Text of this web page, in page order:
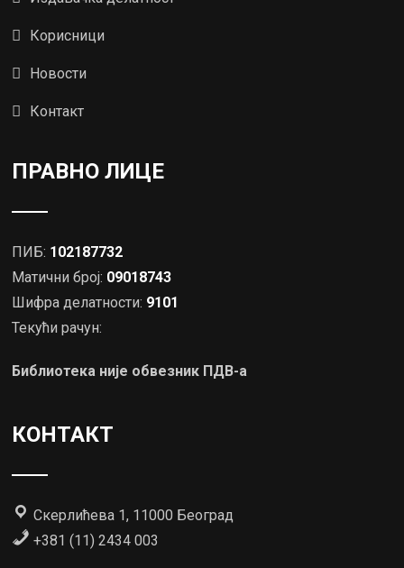
Корисници
Новости
Контакт
ПРАВНО ЛИЦЕ
ПИБ: 102187732
Матични број: 09018743
Шифра делатности: 9101
Текући рачун:
Библиотека није обвезник ПДВ-а
КОНТАКТ
Скерлићева 1, 11000 Београд
+381 (11) 2434 003